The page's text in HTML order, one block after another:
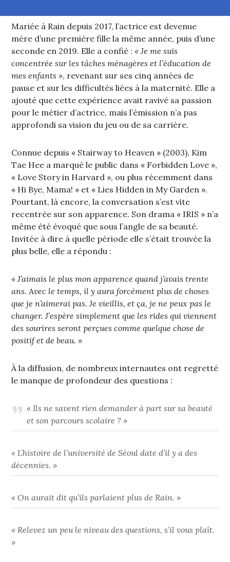
Mariée à Rain depuis 2017, l’actrice est devenue
mère d’une première fille la même année, puis d’une
seconde en 2019. Elle a confié :« Je me suis
concentrée sur les tâches ménagères et l’éducation de
mes enfants », revenant sur ses cinq années de
pause et sur les difficultés liées à la maternité. Elle a
ajouté que cette expérience avait ravivé sa passion
pour le métier d’actrice, mais l’émission n’a pas
approfondi sa vision du jeu ou de sa carrière.
Connue depuis « Stairway to Heaven » (2003), Kim
Tae Hee a marqué le public dans « Forbidden Love »,
« Love Story in Harvard », ou plus récemment dans
« Hi Bye, Mama! » et « Lies Hidden in My Garden ».
Pourtant, là encore, la conversation s’est vite
recentrée sur son apparence. Son drama « IRIS » n’a
même été évoqué que sous l’angle de sa beauté.
Invitée à dire à quelle période elle s’était trouvée la
plus belle, elle a répondu :
« J’aimais le plus mon apparence quand j’avais trente
ans. Avec le temps, il y aura forcément plus de choses
que je n’aimerai pas. Je vieillis, et ça, je ne peux pas le
changer. J’espère simplement que les rides qui viennent
des sourires seront perçues comme quelque chose de
positif et de beau. »
À la diffusion, de nombreux internautes ont regretté
le manque de profondeur des questions :
« Ils ne savent rien demander à part sur sa beauté
et son parcours scolaire ? »
« L’histoire de l’université de Séoul date d’il y a des
décennies. »
« On aurait dit qu’ils parlaient plus de Rain. »
« Relevez un peu le niveau des questions, s’il vous plaît.
»